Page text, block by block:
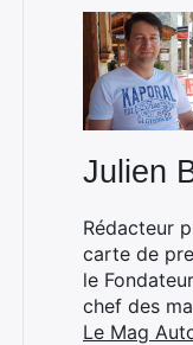
Julien
Rédacteur
carte de
le
chef des
Le Mag
Rechercher